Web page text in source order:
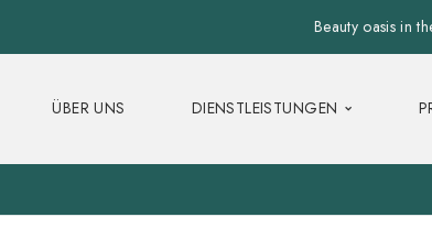
Beauty oasis in
ÜBER UNS DIENSTLEISTUNGEN